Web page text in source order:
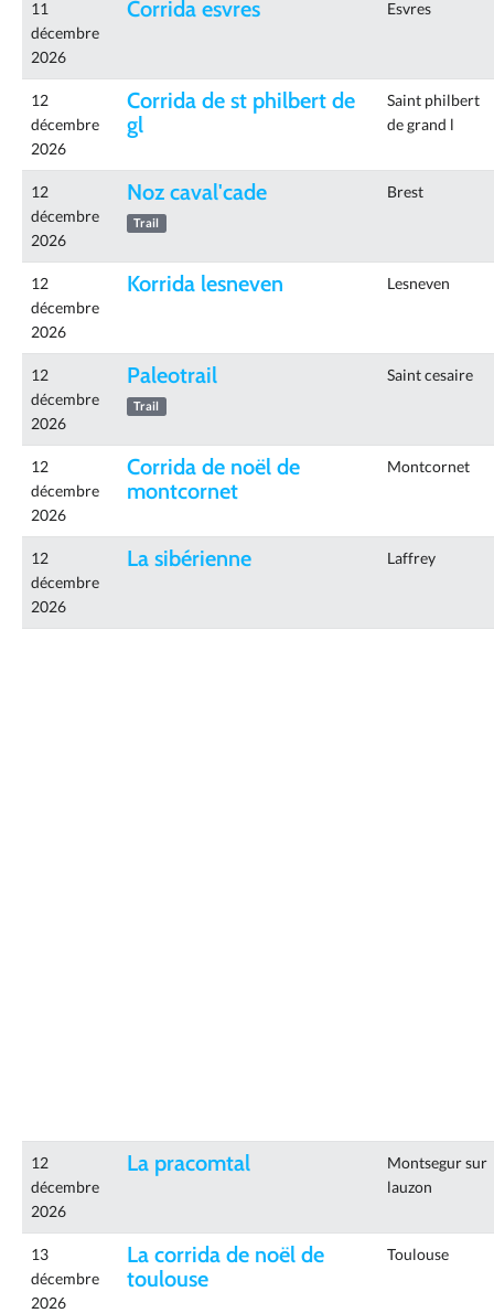
11
décembre
2026
Corrida esvres Esvres
12
décembre
2026
Corrida de st philbert de
gl
Saint philbert
de grand l
12
décembre
2026
Noz caval'cade
Trail
Brest
12
décembre
2026
Korrida lesneven Lesneven
12
décembre
2026
Paleotrail
Trail
Saint cesaire
12
décembre
2026
Corrida de noël de
montcornet
Montcornet
12
décembre
2026
La sibérienne Laffrey
12
décembre
2026
La pracomtal
Montsegur sur
lauzon
13
décembre
2026
La corrida de noël de
toulouse
Toulouse